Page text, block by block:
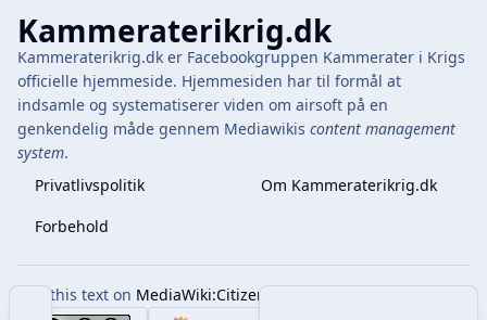
Share this page
Indholdsfortegnelse
Kammeraterikrig.dk
Kammeraterikrig.dk er Facebookgruppen Kammerater i Krigs
officielle hjemmeside. Hjemmesiden har til formål at
indsamle og systematiserer viden om airsoft på en
genkendelig måde gennem Mediawikis content management
system.
Privatlivspolitik
Om Kammeraterikrig.dk
Forbehold
Edit this text on MediaWiki:Citizen-footer-tagline